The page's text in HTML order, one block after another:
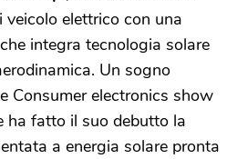
elettrico con una
integra tecnologia solare
Un sogno
Consumer electronics show
ha fatto il suo debutto la
a energia solare pronta